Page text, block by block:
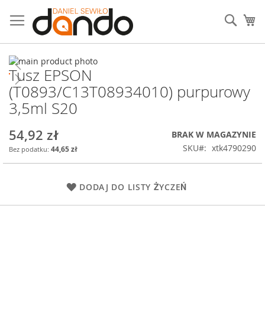
do
treści
Przejdź
na
koniec
galerii
Przejdź
na
początek
galerii
Tusz EPSON
(T0893/C13T08934010) purpurowy
3,5ml S20
54,92 zł
44,65 zł
BRAK W MAGAZYNIE
SKU
xtk4790290
DODAJ DO LISTY ŻYCZEŃ